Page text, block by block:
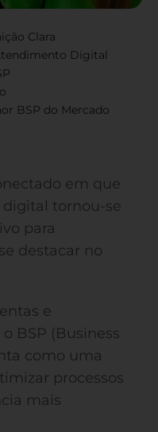
Clara
Digital
BSP do Mercado
em que
tornou-se
para
destacar no
e
BSP (Business
como uma
processos
mais